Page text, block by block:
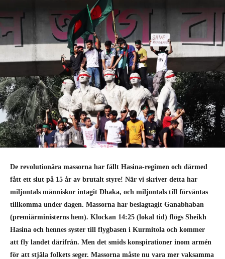
De revolutionära massorna har fällt Hasina-regimen och därmed
fått ett slut på 15 år av brutalt styre! När vi skriver detta har
miljontals människor intagit Dhaka, och miljontals till förväntas
tillkomma under dagen. Massorna har beslagtagit Ganabhaban
(premiärministerns hem). Klockan 14:25 (lokal tid) flögs Sheikh
Hasina och hennes syster till flygbasen i Kurmitola och kommer
att fly landet därifrån. Men det smids konspirationer inom armén
för att stjäla folkets seger. Massorna måste nu vara mer vaksamma